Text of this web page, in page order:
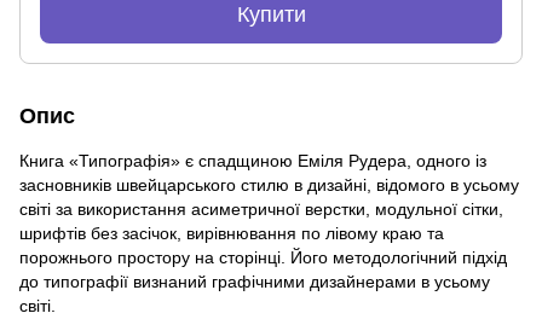
Купити
Опис
Книга «Типографія» є спадщиною Еміля Рудера, одного із
засновників швейцарського стилю в дизайні, відомого в усьому
світі за використання асиметричної верстки, модульної сітки,
шрифтів без засічок, вирівнювання по лівому краю та
порожнього простору на сторінці. Його методологічний підхід
до типографії визнаний графічними дизайнерами в усьому
світі.